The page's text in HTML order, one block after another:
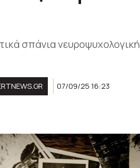
σπάνια
07/09/25 16:23